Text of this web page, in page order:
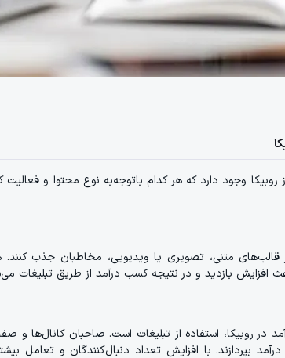
وجود دارد که هر کدام باتوجه‌به نوع محتوا و فعالیت
قالب‌های متنی، تصویری یا ویدیویی، مخاطبان جذب
افزایش بازدید و در نتیجه کسب درآمد از طریق تبلیغات
روبیکا، استفاده از تبلیغات است. صاحبان کانال‌ها و
بپردازند. با افزایش تعداد دنبال‌کنندگان و تعامل